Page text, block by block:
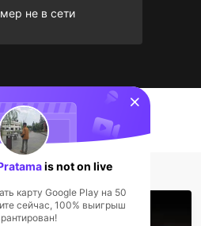
не в сети
стримеры
is not on live
карту Google Play на 50
сейчас, 100% выигрыш